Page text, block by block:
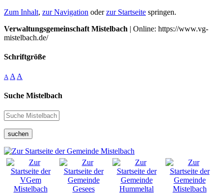
Zum Inhalt, zur Navigation oderzur Startseite springen.
Verwaltungsgemeinschaft Mistelbach | Online: https://www.vg-
mistelbach.de/
Schriftgröße
A A A
Suche Mistelbach
suchen